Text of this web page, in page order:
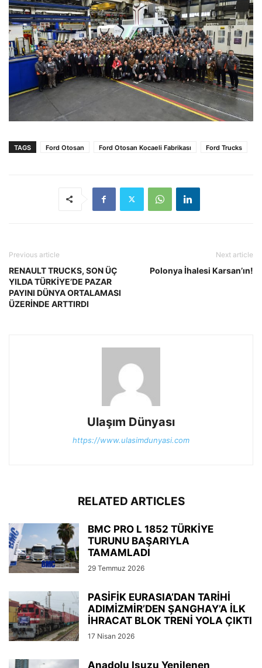
TAGS Ford Otosan Ford Otosan Kocaeli Fabrikası Ford Trucks
Previous article
RENAULT TRUCKS, SON ÜÇ
YILDA TÜRKİYE’DE PAZAR
PAYINI DÜNYA ORTALAMASI
ÜZERİNDE ARTTIRDI
Next article
Polonya İhalesi Karsan’ın!
Ulaşım Dünyası
https://www.ulasimdunyasi.com
RELATED ARTICLES
BMC PRO L 1852 TÜRKİYE
TURUNU BAŞARIYLA
TAMAMLADI
29 Temmuz 2026
PASİFİK EURASIA’DAN TARİHİ
ADIMİZMİR’DEN ŞANGHAY’A İLK
İHRACAT BLOK TRENİ YOLA ÇIKTI
17 Nisan 2026
Anadolu Isuzu Yenilenen